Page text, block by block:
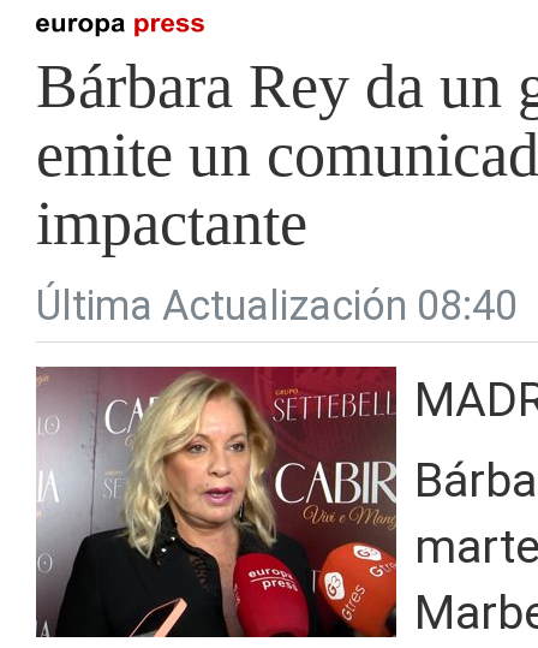
Bárbara Rey da un
emite un
impactante
Última Actualización 08:40